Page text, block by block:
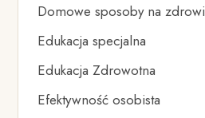
Domowe sposoby na
Edukacja specjalna
Edukacja Zdrowotna
Efektywność osobista